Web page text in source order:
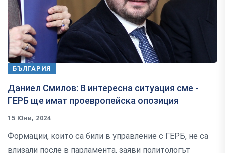
БЪЛГАРИЯ
Даниел Смилов: В интересна ситуация сме -
ГЕРБ ще имат проевропейска опозиция
15 Юни, 2024
Формации, които са били в управление с ГЕРБ, не са
влизали после в парламента, заяви политологът